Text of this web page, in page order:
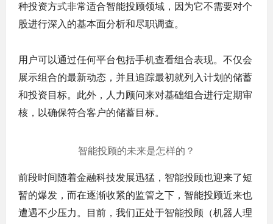
种投资方式非常适合智能投顾领域，因为它不需要对个
股进行深入的基本面分析和尽职调查。
用户可以通过任何平台包括手机查看组合表现。不仅会
展示组合的最新动态，并且追踪最初就列入计划的储蓄
和投资目标。此外， 人力顾问来对基础组合进行定期审
核，以确保符合客户的储蓄目标。
智能投顾的未来是怎样的？
前段时间随着金融科技发展迅猛，智能投顾也迎来了短
暂的爆发，而在逐渐收紧的监管之下，智能投顾近来也
遭遇不少压力。目前，我们正处于智能投顾（机器人理